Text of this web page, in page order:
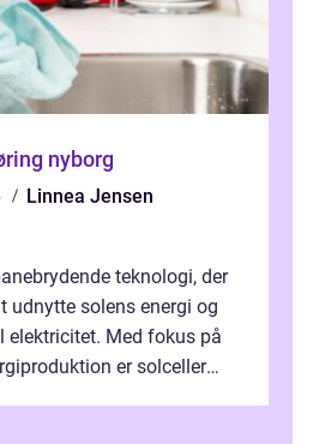
nyborg
Linnea Jensen
teknologi, der
udnytte solens energi og
elektricitet. Med fokus på
er solceller